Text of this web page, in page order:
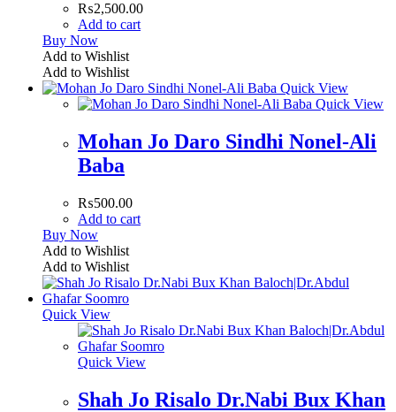
₨2,500.00
Add to cart
Buy Now
Add to Wishlist
Add to Wishlist
Quick View
Quick View
Mohan Jo Daro Sindhi Nonel-Ali
Baba
₨500.00
Add to cart
Buy Now
Add to Wishlist
Add to Wishlist
Quick View
Quick View
Shah Jo Risalo Dr.Nabi Bux Khan